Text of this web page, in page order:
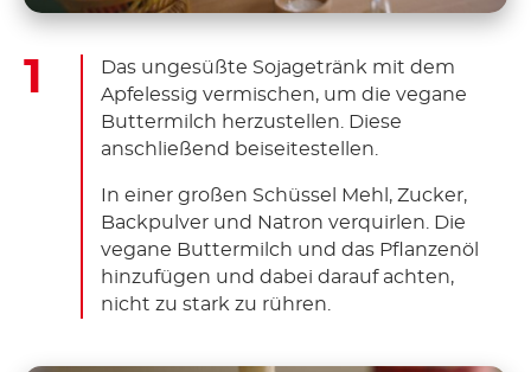
Das ungesüßte Sojagetränk mit dem
Apfelessig vermischen, um die vegane
Buttermilch herzustellen. Diese
anschließend beiseitestellen.
In einer großen Schüssel Mehl, Zucker,
Backpulver und Natron verquirlen. Die
vegane Buttermilch und das Pflanzenöl
hinzufügen und dabei darauf achten,
nicht zu stark zu rühren.